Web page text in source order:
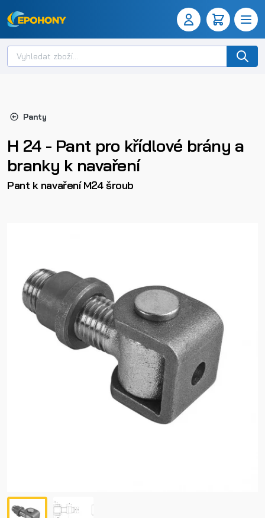
Panty
H 24 - Pant pro křídlové brány a
branky k navaření
Pant k navaření M24 šroub